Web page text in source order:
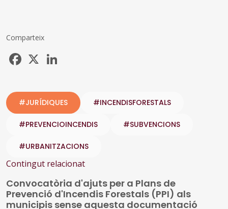
Comparteix
Facebook
#JURÍDIQUES #INCENDISFORESTALS
#PREVENCIOINCENDIS #SUBVENCIONS
#URBANITZACIONS
Contingut relacionat
Convocatòria d'ajuts per a Plans de
Prevenció d'Incendis Forestals (PPI) als
municipis sense aquesta documentació